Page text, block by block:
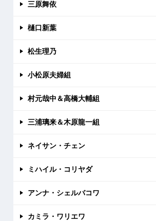
三原舞依
樋口新葉
松生理乃
小松原夫婦組
村元哉中＆高橋大輔組
三浦璃来＆木原龍一組
ネイサン・チェン
ミハイル・コリヤダ
アンナ・シェルバコワ
カミラ・ワリエワ